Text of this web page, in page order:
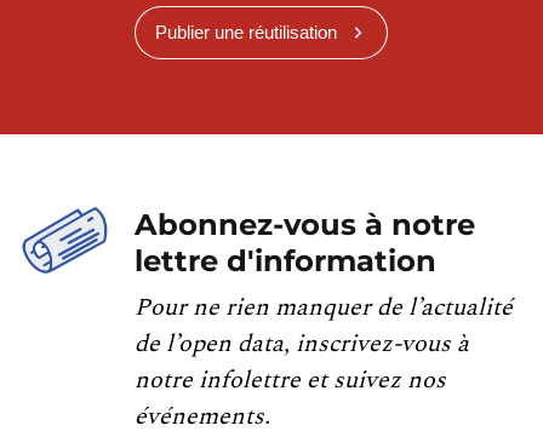
Publier une réutilisation
Abonnez-vous à notre
lettre d'information
Pour ne rien manquer de l’actualité
de l’open data, inscrivez-vous à
notre infolettre et suivez nos
événements.